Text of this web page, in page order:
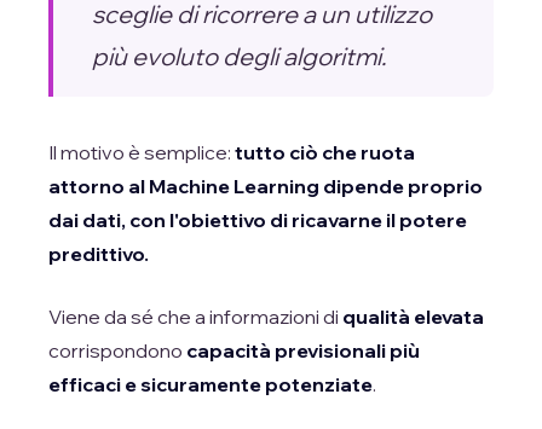
sceglie di ricorrere a un utilizzo
più evoluto degli algoritmi.
Il motivo è semplice: tutto ciò che ruota
attorno al Machine Learning dipende proprio
dai dati, con l'obiettivo di ricavarne il potere
predittivo.
Viene da sé che a informazioni di qualità elevata
corrispondono capacità previsionali più
efficaci e sicuramente potenziate.